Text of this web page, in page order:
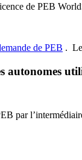
de PEB
de PEB .
autonomes
par